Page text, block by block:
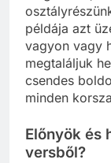
példája azt
vagyon vagy
megtaláljuk
csendes
minden
Előnyök és
versből?